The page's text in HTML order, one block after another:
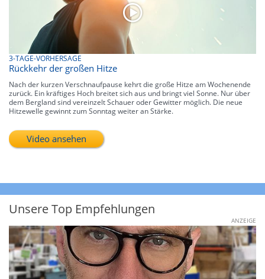
3-TAGE-VORHERSAGE
Rückkehr der großen Hitze
Nach der kurzen Verschnaufpause kehrt die große Hitze am Wochenende
zurück. Ein kräftiges Hoch breitet sich aus und bringt viel Sonne. Nur über
dem Bergland sind vereinzelt Schauer oder Gewitter möglich. Die neue
Hitzewelle gewinnt zum Sonntag weiter an Stärke.
Video ansehen
Unsere Top Empfehlungen
ANZEIGE